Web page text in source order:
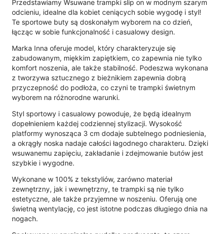
Przedstawiamy Wsuwane trampki slip on w modnym szarym
odcieniu, idealne dla kobiet ceniących sobie wygodę i styl!
Te sportowe buty są doskonałym wyborem na co dzień,
łącząc w sobie funkcjonalność i casualowy design.
Marka Inna oferuje model, który charakteryzuje się
zabudowanym, miękkim zapiętkiem, co zapewnia nie tylko
komfort noszenia, ale także stabilność. Podeszwa wykonana
z tworzywa sztucznego z bieżnikiem zapewnia dobrą
przyczepność do podłoża, co czyni te trampki świetnym
wyborem na różnorodne warunki.
Styl sportowy i casualowy powoduje, że będą idealnym
dopełnieniem każdej codziennej stylizacji. Wysokość
platformy wynosząca 3 cm dodaje subtelnego podniesienia,
a okrągły noska nadaje całości łagodnego charakteru. Dzięki
wsuwanemu zapięciu, zakładanie i zdejmowanie butów jest
szybkie i wygodne.
Wykonane w 100% z tekstyliów, zarówno materiał
zewnętrzny, jak i wewnętrzny, te trampki są nie tylko
estetyczne, ale także przyjemne w noszeniu. Oferują one
świetną wentylację, co jest istotne podczas długiego dnia na
nogach.